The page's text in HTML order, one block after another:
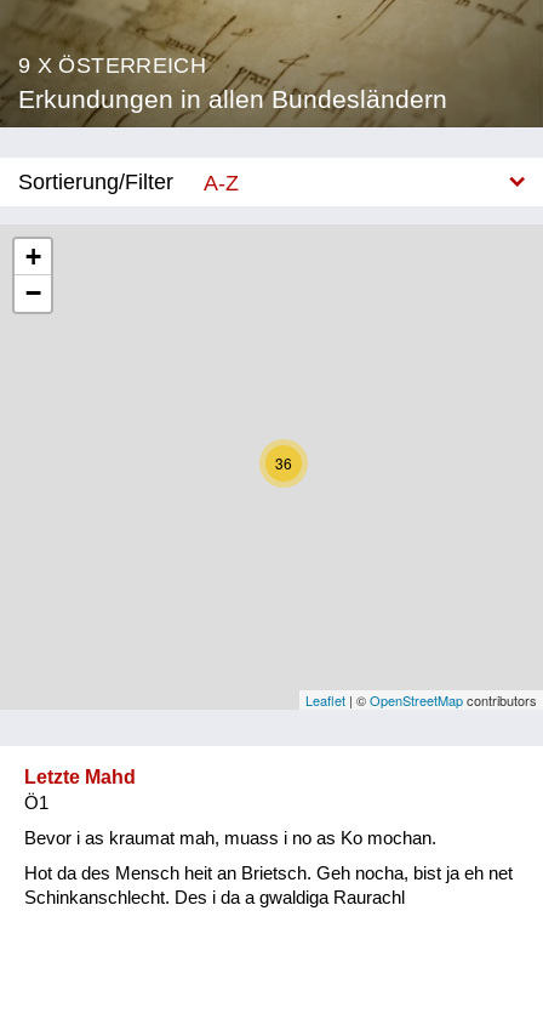
9 X ÖSTERREICH
Erkundungen in allen Bundesländern
Sortierung/Filter
A-Z
Niederösterreich
Oberösterreich
Vorarlberg
Natur und Landwirtschaft
Fluchen und Reden
36
+
−
Leaflet | ©OpenStreetMapcontributors
Letzte Mahd
Ö1
Bevor i as kraumat mah, muass i no as Ko mochan.
Hot da des Mensch heit an Brietsch. Geh nocha, bist ja eh net
Schinkanschlecht. Des i da a gwaldiga Raurachl